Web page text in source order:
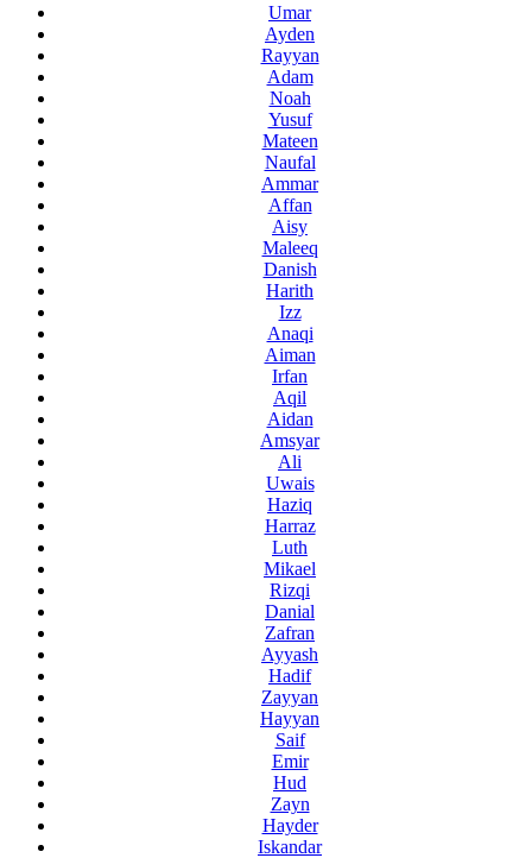
Umar
Ayden
Rayyan
Adam
Noah
Yusuf
Mateen
Naufal
Ammar
Affan
Aisy
Maleeq
Danish
Harith
Izz
Anaqi
Aiman
Irfan
Aqil
Aidan
Amsyar
Ali
Uwais
Haziq
Harraz
Luth
Mikael
Rizqi
Danial
Zafran
Ayyash
Hadif
Zayyan
Hayyan
Saif
Emir
Hud
Zayn
Hayder
Iskandar